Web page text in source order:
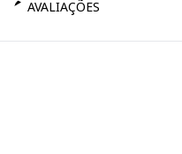
AVALIAÇÕES